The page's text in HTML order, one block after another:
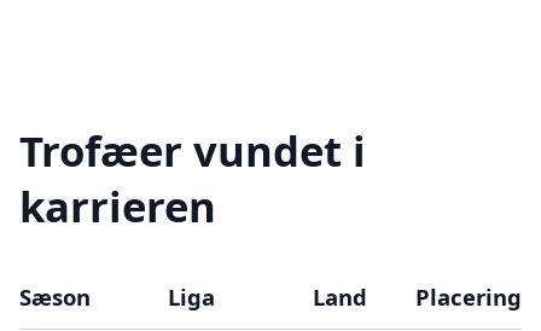
Trofæer vundet i
karrieren
Sæson Liga Land Placering